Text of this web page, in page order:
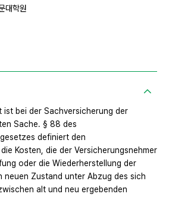
대학원
ist bei der Sachversicherung der
Sache. § 88 des
definiert den
Kosten, die der Versicherungsnehmer
oder die Wiederherstellung der
neuen Zustand unter Abzug des sich
alt und neu ergebenden